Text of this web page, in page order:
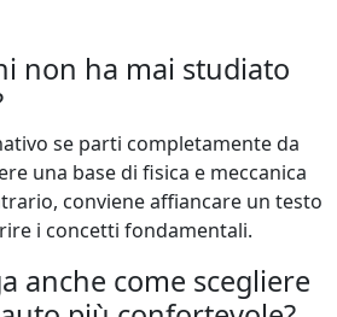
non ha mai studiato
se parti completamente da
una base di fisica e meccanica
conviene affiancare un testo
i concetti fondamentali.
anche come scegliere